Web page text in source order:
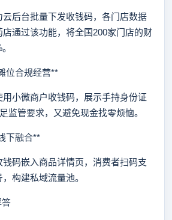
后台批量下发收钱码，各门店数据
通过该功能，将全国200家门店的财
合规经营**
小微商户收钱码，展示手持身份证
监管要求，又避免现金找零烦恼。
融合**
码嵌入商品详情页，消费者扫码支
构建私域流量池。